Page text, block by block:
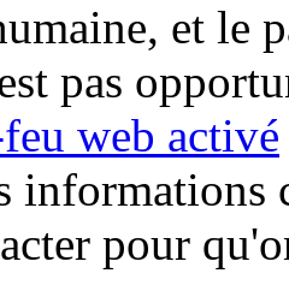
et le
pas
web activé
informations
pour